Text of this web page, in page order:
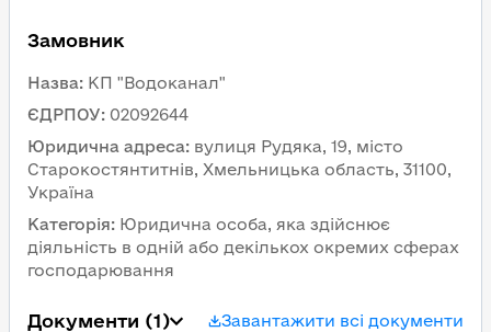
Замовник
Назва: КП "Водоканал"
ЄДРПОУ: 02092644
Юридична адреса: вулиця Рудяка, 19, місто
Старокостянтитнів, Хмельницька область, 31100,
Україна
Категорія: Юридична особа, яка здійснює
діяльність в одній або декількох окремих сферах
господарювання
Документи (1) Завантажити всі документи